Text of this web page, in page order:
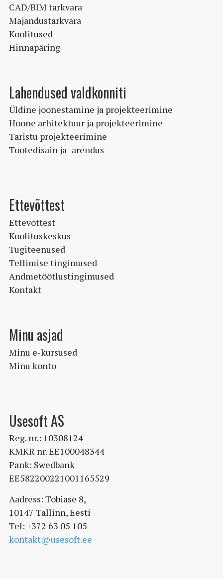
CAD/BIM tarkvara
Majandustarkvara
Koolitused
Hinnapäring
Lahendused valdkonniti
Üldine joonestamine ja projekteerimine
Hoone arhitektuur ja projekteerimine
Taristu projekteerimine
Tootedisain ja -arendus
Ettevõttest
Ettevõttest
Koolituskeskus
Tugiteenused
Tellimise tingimused
Andmetöötlustingimused
Kontakt
Minu asjad
Minu e-kursused
Minu konto
Usesoft AS
Reg. nr.: 10308124
KMKR nr. EE100048344
Pank: Swedbank
EE582200221001165529
Aadress: Tobiase 8,
10147 Tallinn, Eesti
Tel: +372 63 05 105
kontakt@usesoft.ee